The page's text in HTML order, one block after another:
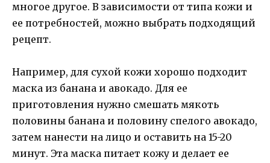
многое другое. В зависимости от типа кожи и
ее потребностей, можно выбрать подходящий
рецепт.
Например, для сухой кожи хорошо подходит
маска из банана и авокадо. Для ее
приготовления нужно смешать мякоть
половины банана и половину спелого авокадо,
затем нанести на лицо и оставить на 15-20
минут. Эта маска питает кожу и делает ее